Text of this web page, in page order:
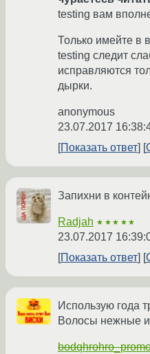
testing вам
Только имейте в
testing следит
исправляются
дырки.
anonymous
23.07.2017
Показать ответ
Запихни в
Radjah ★★★★★
23.07.2017
Показать ответ
Использую года
Волосы нежные